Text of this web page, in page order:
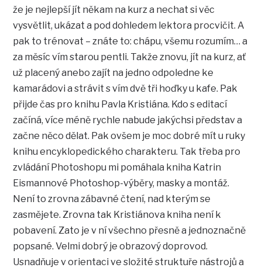
že je nejlepší jít někam na kurz a nechat si věc
vysvětlit, ukázat a pod dohledem lektora procvičit. A
pak to trénovat – znáte to: chápu, všemu rozumím… a
za měsíc vím starou pentli. Takže znovu, jít na kurz, ať
už placený anebo zajít na jedno odpoledne ke
kamarádovi a strávit s vím dvě tři hoďky u kafe. Pak
přijde čas pro knihu Pavla Kristiána. Kdo s editací
začíná, více méně rychle nabude jakýchsi představ a
začne něco dělat. Pak ovšem je moc dobré mít u ruky
knihu encyklopedického charakteru. Tak třeba pro
zvládání Photoshopu mi pomáhala kniha Katrin
Eismannové Photoshop-výběry, masky a montáž.
Není to zrovna zábavné čtení, nad kterým se
zasmějete. Zrovna tak Kristiánova kniha není k
pobavení. Zato je v ní všechno přesně a jednoznačně
popsané. Velmi dobrý je obrazový doprovod.
Usnadňuje v orientaci ve složité struktuře nástrojů a